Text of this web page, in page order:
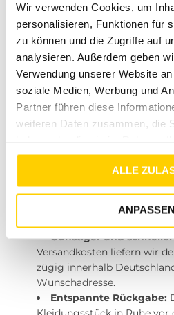
Wir verwenden Cookies, um
personalisieren, Funktionen für
zu können und die Zugriffe auf
analysieren. Außerdem geben
Verwendung unserer Website
soziale Medien, Werbung und
Partner führen diese
weiteren Daten zusammen, die
gesammelt haben.
ALLE
ANPASSEN
realen Alltag rundum sicher und
verlässlicher Fashion-Partner
ausgewählte Kollektionen, die
Klassik verbinden. Unser
inspirierendes Shopping-Erlebnis
genau die Mode entdeckst, die
unterstreicht.
Transparente
Wir möchten, dass dein Online-
und sorgenfrei wie möglich
ohne Risiko dank unserer
Günstiger und
Versandkosten liefern wir
zügig innerhalb
Wunschadresse.
Entspannte Rückgabe: